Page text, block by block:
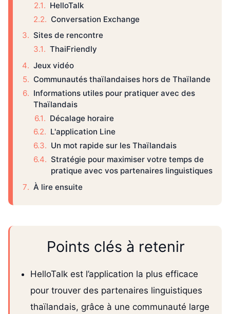
HelloTalk
Conversation Exchange
Sites de rencontre
ThaiFriendly
Jeux vidéo
Communautés thaïlandaises hors de Thaïlande
Informations utiles pour pratiquer avec des
Thaïlandais
Décalage horaire
L'application Line
Un mot rapide sur les Thaïlandais
Stratégie pour maximiser votre temps de
pratique avec vos partenaires linguistiques
À lire ensuite
Points clés à retenir
HelloTalk est l’application la plus efficace
pour trouver des partenaires linguistiques
thaïlandais, grâce à une communauté large